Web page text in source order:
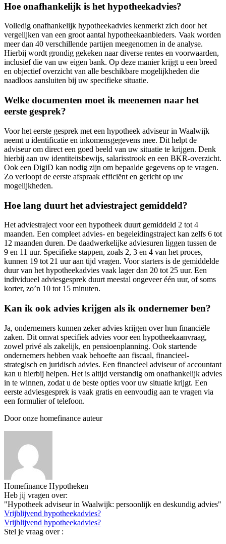
Hoe onafhankelijk is het hypotheekadvies?
Volledig onafhankelijk hypotheekadvies kenmerkt zich door het
vergelijken van een groot aantal hypotheekaanbieders. Vaak worden
meer dan 40 verschillende partijen meegenomen in de analyse.
Hierbij wordt grondig gekeken naar diverse rentes en voorwaarden,
inclusief die van uw eigen bank. Op deze manier krijgt u een breed
en objectief overzicht van alle beschikbare mogelijkheden die
naadloos aansluiten bij uw specifieke situatie.
Welke documenten moet ik meenemen naar het
eerste gesprek?
Voor het eerste gesprek met een hypotheek adviseur in Waalwijk
neemt u identificatie en inkomensgegevens mee. Dit helpt de
adviseur om direct een goed beeld van uw situatie te krijgen. Denk
hierbij aan uw identiteitsbewijs, salarisstrook en een BKR-overzicht.
Ook een DigiD kan nodig zijn om bepaalde gegevens op te vragen.
Zo verloopt de eerste afspraak efficiënt en gericht op uw
mogelijkheden.
Hoe lang duurt het adviestraject gemiddeld?
Het adviestraject voor een hypotheek duurt gemiddeld 2 tot 4
maanden. Een compleet advies- en begeleidingstraject kan zelfs 6 tot
12 maanden duren. De daadwerkelijke adviesuren liggen tussen de
9 en 11 uur. Specifieke stappen, zoals 2, 3 en 4 van het proces,
kunnen 19 tot 21 uur aan tijd vragen. Voor starters is de gemiddelde
duur van het hypotheekadvies vaak lager dan 20 tot 25 uur. Een
individueel adviesgesprek duurt meestal ongeveer één uur, of soms
korter, zo’n 10 tot 15 minuten.
Kan ik ook advies krijgen als ik ondernemer ben?
Ja, ondernemers kunnen zeker advies krijgen over hun financiële
zaken. Dit omvat specifiek advies voor een hypotheekaanvraag,
zowel privé als zakelijk, en pensioenplanning. Ook startende
ondernemers hebben vaak behoefte aan fiscaal, financieel-
strategisch en juridisch advies. Een financieel adviseur of accountant
kan u hierbij helpen. Het is altijd verstandig om onafhankelijk advies
in te winnen, zodat u de beste opties voor uw situatie krijgt. Een
eerste adviesgesprek is vaak gratis en eenvoudig aan te vragen via
een formulier of telefoon.
Door onze homefinance auteur
Homefinance Hypotheken
Heb jij vragen over:
"Hypotheek adviseur in Waalwijk: persoonlijk en deskundig advies"
Vrijblijvend hypotheekadvies?
Vrijblijvend hypotheekadvies?
Stel je vraag over :